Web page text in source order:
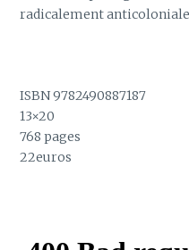
radicalement
ISBN 9782490887187
13×20
768 pages
22euros